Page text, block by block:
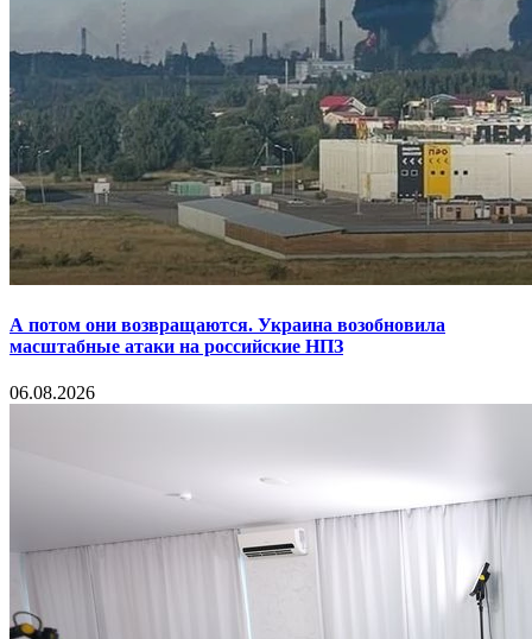
А потом они возвращаются. Украина возобновила
масштабные атаки на российские НПЗ
06.08.2026